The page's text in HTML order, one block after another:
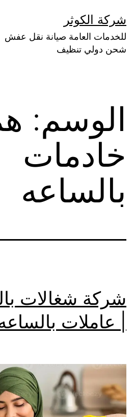
إلى
المحتوى
شركة الكوثر
للخدمات العامة صيانة نقل عفش
شحن دولي تنظيف
الوسم:
خادمات
بالساعه
شركة شغالات
| عاملات